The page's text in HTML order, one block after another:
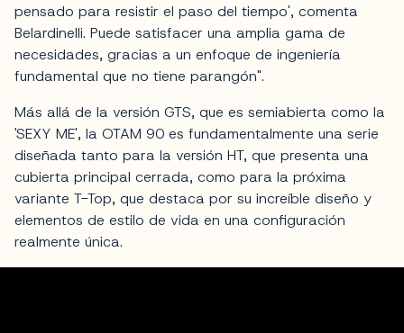
pensado para resistir el paso del tiempo', comenta
Belardinelli. Puede satisfacer una amplia gama de
necesidades, gracias a un enfoque de ingeniería
fundamental que no tiene parangón".
Más allá de la versión GTS, que es semiabierta como la
'SEXY ME', la OTAM 90 es fundamentalmente una serie
diseñada tanto para la versión HT, que presenta una
cubierta principal cerrada, como para la próxima
variante T-Top, que destaca por su increíble diseño y
elementos de estilo de vida en una configuración
realmente única.